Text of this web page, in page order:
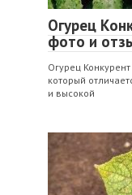
Огурец
фото и
Огурец
который
и высокой